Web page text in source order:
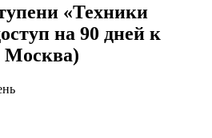
«Техники
на 90 дней к
Москва)